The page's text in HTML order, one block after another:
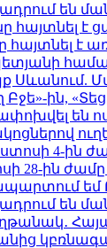
են
հայտնել է
հայտնել
Սևանում.
Բջե»-ին,
են
4-ին
28-ին
եմ
են